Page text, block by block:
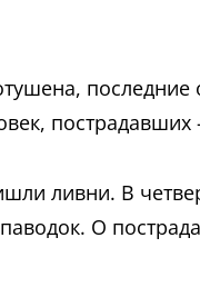
последние
пострадавших
ливни. В
О